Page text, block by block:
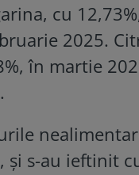
cu
2025.
în martie
şi s-au ieftinit